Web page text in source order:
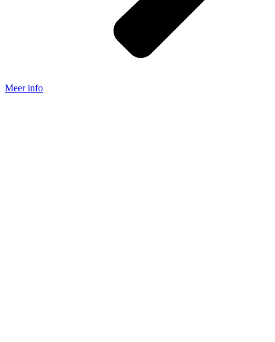
Meer info